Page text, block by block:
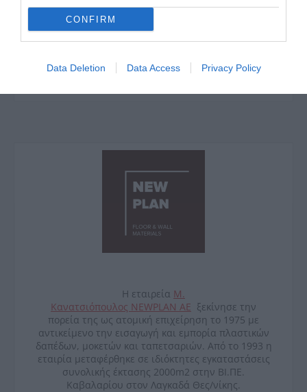
CONFIRM
Data Deletion Data Access Privacy Policy
ρέλιασμα της μοκέτας ενδέχεται να είναι διαφορετικό
από αυτό της φωτογραφίας ανάλογα με την
διαθεσιμότητα.
Η εταιρεία Μ.
Κανατσιόπουλος NEWPLAN ΑΕ ξεκίνησε την
πορεία της ως ατομική επιχείρηση το 1975 με
αντικείμενο την εισαγωγή και εμπορία πλαστικών
δαπέδων, μοκετών και ταπετσαριών. Από το 1993 η
εταιρία μεταφέρθηκε σε ιδιόκτητες εγκαταστάσεις
συνολικής έκτασης 2000m2 στην ΒΙ.ΠΕ.
Καβαλαρίου στον Λαγκαδά Θες/νίκης.